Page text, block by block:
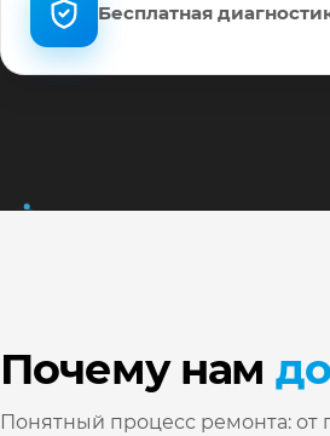
Бесплатная
Почему нам
Понятный процесс ремонта: от